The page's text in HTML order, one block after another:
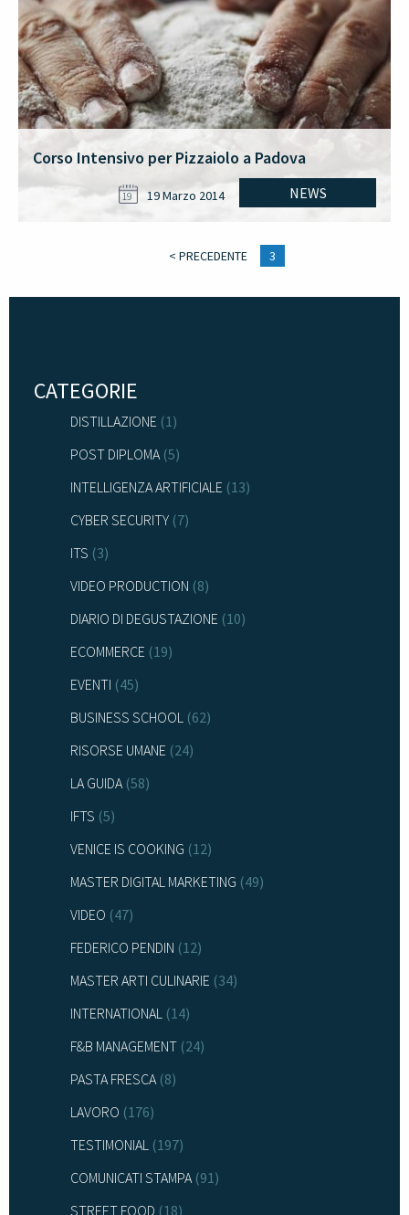
Corso Intensivo per Pizzaiolo a Padova
NEWS
19 19 Marzo 2014
< PRECEDENTE 3
CATEGORIE
DISTILLAZIONE (1)
POST DIPLOMA(5)
INTELLIGENZA ARTIFICIALE (13)
CYBER SECURITY (7)
ITS (3)
VIDEO PRODUCTION (8)
DIARIO DI DEGUSTAZIONE (10)
ECOMMERCE (19)
EVENTI (45)
BUSINESS SCHOOL (62)
RISORSE UMANE (24)
LA GUIDA(58)
IFTS (5)
VENICE IS COOKING (12)
MASTER DIGITAL MARKETING (49)
VIDEO (47)
FEDERICO PENDIN (12)
MASTER ARTI CULINARIE (34)
INTERNATIONAL (14)
F&B MANAGEMENT (24)
PASTA FRESCA(8)
LAVORO (176)
TESTIMONIAL (197)
COMUNICATI STAMPA(91)
STREET FOOD (18)